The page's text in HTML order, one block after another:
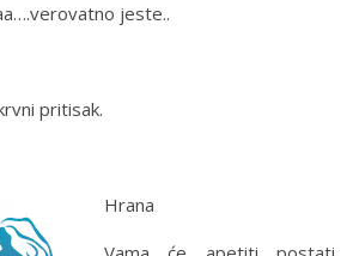
jeste..
pritisak.
Hrana